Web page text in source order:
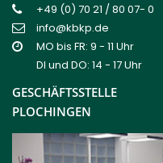
+49 (0) 70 21 / 80 07- 0
info@kbkp.de
MO bis FR: 9 - 11 Uhr
DI und DO: 14 - 17 Uhr
GESCHÄFTSSTELLE
PLOCHINGEN